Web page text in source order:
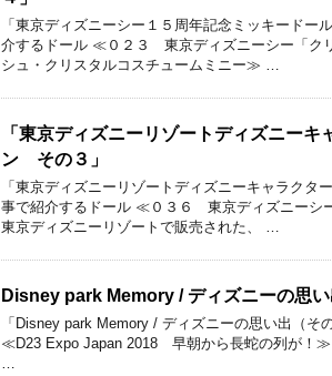
「東京ディズニーシー１５周年記念ミッキード
介するドール ≪０２３ 東京ディズニーシー「ク
シュ・クリスタルコスチュームミニー≫ …
「東京ディズニーリゾートディズニーキ
ン その３」
「東京ディズニーリゾートディズニーキャラク
事で紹介するドール ≪０３６ 東京ディズニーシ
東京ディズニーリゾートで販売された、 …
Disney park Memory / ディズニーの思い
「Disney park Memory / ディズニーの思い出（そ
≪D23 Expo Japan 2018 早朝から長蛇の列が！≫
…